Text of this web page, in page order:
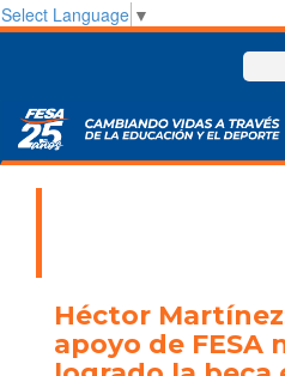
Select Language ▼
Héctor
apoyo de FESA